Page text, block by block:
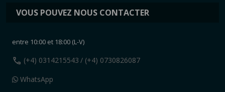
VOUS POUVEZ NOUS CONTACTER
entre 10:00 et 18:00 (L-V)
call (+4) 0314215543 / (+4) 0730826087
WhatsApp